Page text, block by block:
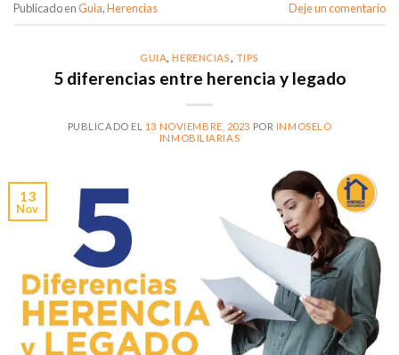
Publicado enGuia,Herencias Deje un comentario
GUIA ,HERENCIAS TIPS
5 diferencias entre herencia y legado
PUBLICADO EL 13 NOVIEMBRE, 2023 POR INMOSELO
INMOBILIARIAS
13
Nov